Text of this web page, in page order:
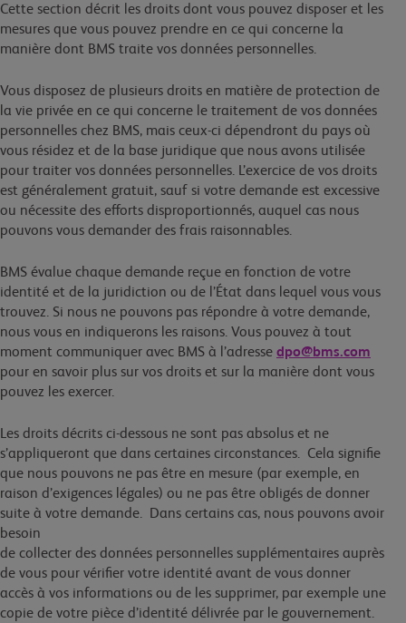
Cette section décrit les droits dont vous pouvez disposer et les
mesures que vous pouvez prendre en ce qui concerne la
manière dont BMS traite vos données personnelles.
Vous disposez de plusieurs droits en matière de protection de
la vie privée en ce qui concerne le traitement de vos données
personnelles chez BMS, mais ceux-ci dépendront du pays où
vous résidez et de la base juridique que nous avons utilisée
pour traiter vos données personnelles. L’exercice de vos droits
est généralement gratuit, sauf si votre demande est excessive
ou nécessite des efforts disproportionnés, auquel cas nous
pouvons vous demander des frais raisonnables.
BMS évalue chaque demande reçue en fonction de votre
identité et de la juridiction ou de l’État dans lequel vous vous
trouvez. Si nous ne pouvons pas répondre à votre demande,
nous vous en indiquerons les raisons. Vous pouvez à tout
moment communiquer avec BMS à
l’adresse dpo@bms.com
pour en savoir plus sur vos droits et sur la manière dont vous
pouvez les exercer.
Les droits décrits ci-dessous ne sont pas absolus et ne
s’appliqueront que dans certaines circonstances. Cela signifie
que nous pouvons ne pas être en mesure (par exemple, en
raison d’exigences légales) ou ne pas être obligés de donner
suite à votre demande. Dans certains cas, nous pouvons avoir
besoin
de collecter des données personnelles supplémentaires auprès
de vous pour vérifier votre identité avant de vous donner
accès à vos informations ou de les supprimer, par exemple une
copie de votre pièce d’identité délivrée par le gouvernement.